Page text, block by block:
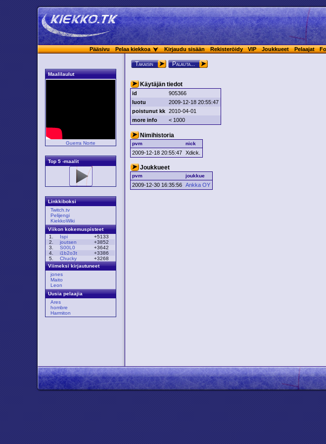
Pääsivu Pelaa kiekkoa Kirjaudu sisään Rekisteröidy VIP Joukkueet Pelaajat
Maalilaulut
Guerra Norte
Top 5 -maalit
Linkkiboksi
Twitch.tv
Pelijengi
KiekkoWiki
Viikon kokemuspisteet
1.
Ispi
+5133
2.
joutsen
+3852
3.
S00L0
+3642
4.
i1b2o3t
+3386
5.
Chucky
+3268
Viimeksi kirjautuneet
jones
Maito
Leon
Uusia pelaajia
Ares
hombre
Harmiton
Takaisin Palauta...
Käytäjän tiedot
id
905366
luotu
2009-12-18 20:55:47
poistunut kk 2010-04-01
more info
< 1000
Nimihistoria
pvm nick
2009-12-18 20:55:47 Xdick.
Joukkueet
pvm joukkue
2009-12-30 16:35:56 Ankka OY